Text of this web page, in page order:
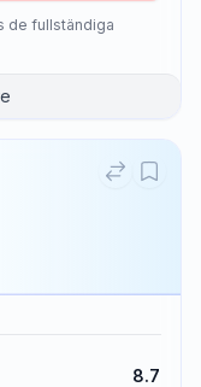
de fullständiga
8.7